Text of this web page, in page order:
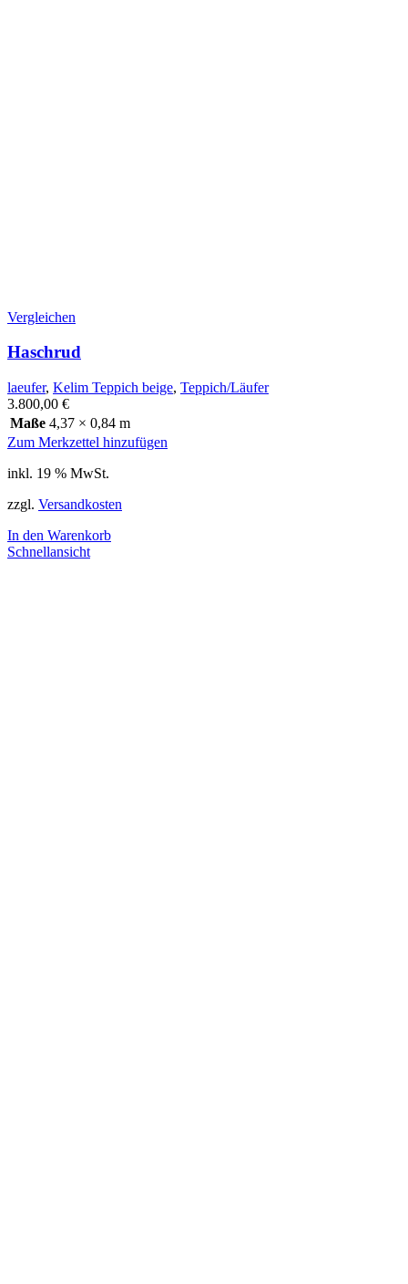
Vergleichen
Haschrud
laeufer, Kelim Teppich beige, Teppich/Läufer
3.800,00 €
Maße 4,37 × 0,84 m
Zum Merkzettel hinzufügen
inkl. 19 % MwSt.
zzgl. Versandkosten
In den Warenkorb
Schnellansicht